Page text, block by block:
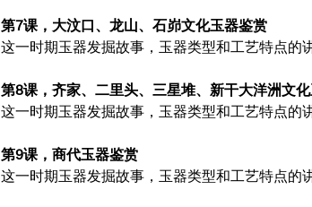
第7课，大汶口、龙山、石峁文化玉器鉴赏
这一时期玉器发掘故事，玉器类型和工艺特点的
第8课，齐家、二里头、三星堆、新干大洋洲文
这一时期玉器发掘故事，玉器类型和工艺特点的
第9课，商代玉器鉴赏
这一时期玉器发掘故事，玉器类型和工艺特点的